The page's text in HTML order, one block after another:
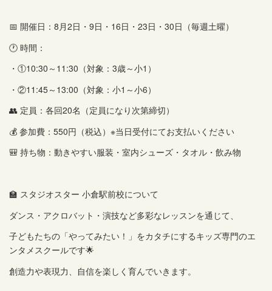
📅 開催日：8月2日・9日・16日・23日・30日（毎週土曜）
🕐 時間：
・①10:30～11:30（対象：3歳～小1）
・②11:45～13:00（対象：小1～小6）
👥 定員：各回20名（定員になり次第締切）
💰 参加費：550円（税込）※当日受付にてお支払いください
🎒 持ち物：動きやすい服装・室内シューズ・タオル・飲み物
🏫 スタジオスター 小倉駅前校について
ダンス・アクロバット・演技など多彩なレッスンを通じて、
子どもたちの「やってみたい！」をカタチにするキッズ専門のエ
ンタメスクールです🌟
創造力や表現力、自信を楽しく育んでいきます。